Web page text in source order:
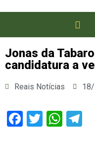
Jonas da
candidatura a
Reais Notícias
Facebook
Twitter